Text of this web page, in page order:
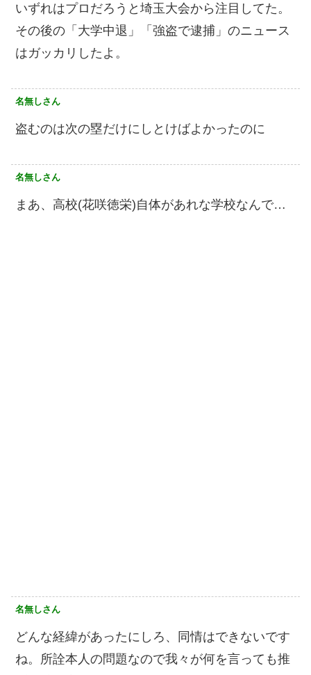
いずれはプロだろうと埼玉大会から注目してた。
その後の「大学中退」「強盗で逮捕」のニュース
はガッカリしたよ。
名無しさん
盗むのは次の塁だけにしとけばよかったのに
名無しさん
まあ、高校(花咲徳栄)自体があれな学校なんで…
名無しさん
どんな経緯があったにしろ、同情はできないです
ね。所詮本人の問題なので我々が何を言っても推